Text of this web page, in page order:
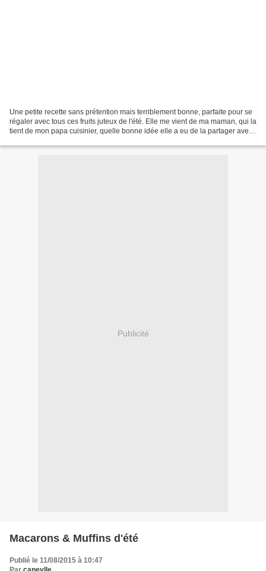
Une petite recette sans prétention mais terriblement bonne, parfaite pour se
régaler avec tous ces fruits juteux de l'été. Elle me vient de ma maman, qui la
tient de mon papa cuisinier, quelle bonne idée elle a eu de la partager avec
Publicité
Macarons & Muffins d'été
Publié le 11/08/2015 à 10:47